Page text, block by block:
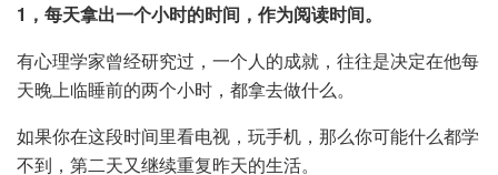
1，每天拿出一个小时的时间，作为阅读时间。
有心理学家曾经研究过，一个人的成就，往往是决定在他每
天晚上临睡前的两个小时，都拿去做什么。
如果你在这段时间里看电视，玩手机，那么你可能什么都学
不到，第二天又继续重复昨天的生活。